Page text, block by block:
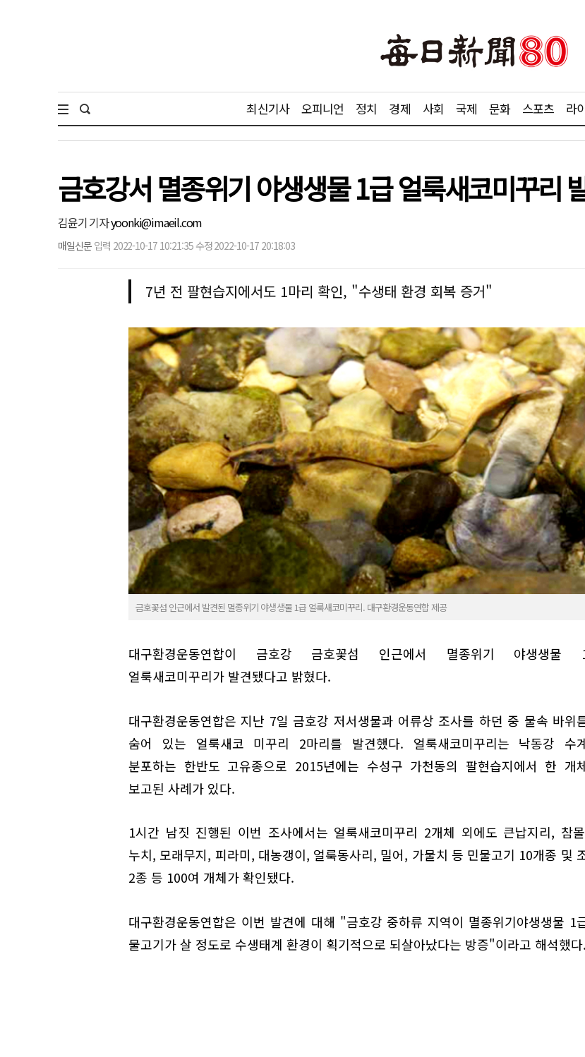
최신기사 오피니언 정치 경제 사회 국제 문화 스포츠 라
금호강서 멸종위기 야생생물 1급 얼룩새코미꾸리
김윤기 기자yoonki@imaeil.com
매일신문 입력 2022-10-17 10:21:35 수정 2022-10-17 20:18:03
7년 전 팔현습지에서도 1마리 확인, "수생태 환경 회복 증거"
금호꽃섬 인근에서 발견된 멸종위기 야생생물 1급 얼룩새코미꾸리. 대구환경운동연합 제공
대구환경운동연합이 금호강 금호꽃섬 인근에서 멸종위기 야생생물
얼룩새코미꾸리가 발견됐다고 밝혔다.
대구환경운동연합은 지난 7일 금호강 저서생물과 어류상 조사를 하던 중 물속 바위
숨어 있는 얼룩새코 미꾸리 2마리를 발견했다. 얼룩새코미꾸리는 낙동강 수
분포하는 한반도 고유종으로 2015년에는 수성구 가천동의 팔현습지에서 한 개
보고된 사례가 있다.
1시간 남짓 진행된 이번 조사에서는 얼룩새코미꾸리 2개체 외에도 큰납지리, 참
누치, 모래무지, 피라미, 대농갱이, 얼룩동사리, 밀어, 가물치 등 민물고기 10개종 및
2종 등 100여 개체가 확인됐다.
대구환경운동연합은 이번 발견에 대해 "금호강 중하류 지역이 멸종위기야생생물 1
물고기가 살 정도로 수생태계 환경이 획기적으로 되살아났다는 방증"이라고 해석했다.